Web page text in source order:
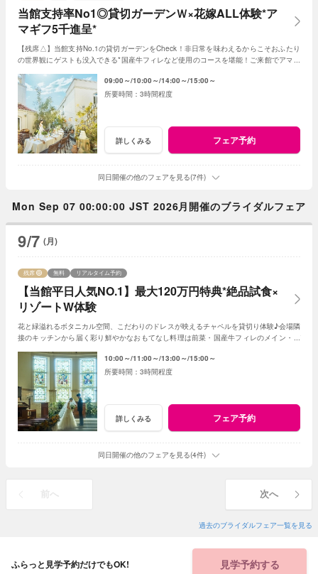
当館支持率No1◎貸切ガーデンＷ×花嫁ALL体験*ア
マギフ5千進呈*
【残席△】当館支持No.1の貸切ガーデンをCheck！非日常を味わえるからこそおふたり
の世界観にゲストも没入できる*国産牛フィレなど使用のコースを堪能！ご来館でアマギ
09:00～ 10:00～ 14:00～ 15:00～
3時間程度
詳しくみる フェア予約
同日開催の他のフェアを見る(7件)
Mon Sep 07 00:00:00 JST 2026月開催のブライダルフェア
9/7 (月)
【当館平日人気NO.1】最大120万円特典*絶品試食×
リゾートW体験
残席 無料 リアルタイム予約
花と緑溢れるボタニカル空間、こだわりのドレスが映えるチャペルを貸切り体験♪会場隣
接のキッチンから届く彩り鮮やかなおもてなし料理は前菜・国産牛フィレのメイン・デ
10:00～ 11:00～ 13:00～ 15:00～
3時間程度
詳しくみる フェア予約
同日開催の他のフェアを見る(4件)
前へ 次へ
過去のブライダルフェア一覧を見る
ふらっと見学予約だけでもOK! 見学予約する